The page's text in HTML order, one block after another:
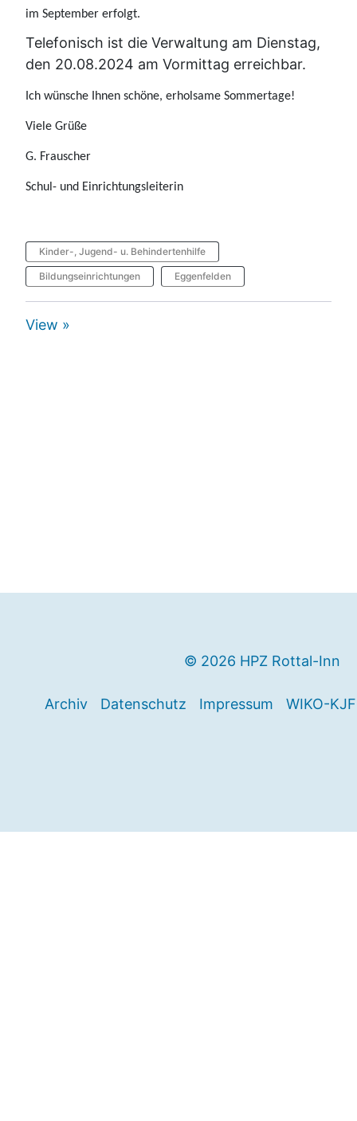
im September erfolgt.
Telefonisch ist die Verwaltung am Dienstag,
den 20.08.2024 am Vormittag erreichbar.
Ich wünsche Ihnen schöne, erholsame Sommertage!
Viele Grüße
G. Frauscher
Schul- und Einrichtungsleiterin
Kinder-, Jugend- u. Behindertenhilfe
Bildungseinrichtungen Eggenfelden
View »
© 2026 HPZ Rottal-Inn
Archiv Datenschutz Impressum WIKO-KJF